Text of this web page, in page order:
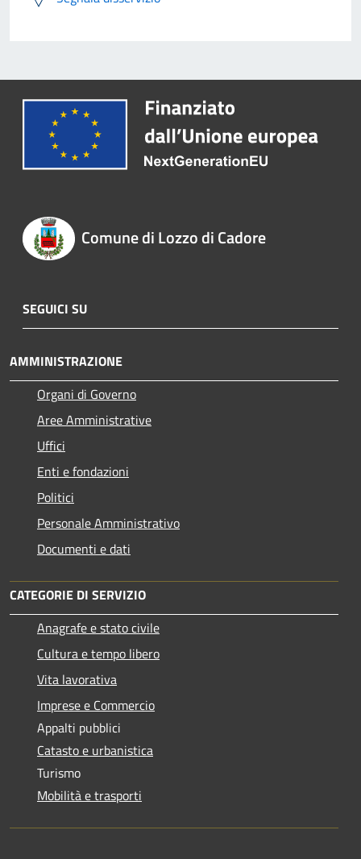
Comune di Lozzo di Cadore
SEGUICI SU
AMMINISTRAZIONE
Organi di Governo
Aree Amministrative
Uffici
Enti e fondazioni
Politici
Personale Amministrativo
Documenti e dati
CATEGORIE DI SERVIZIO
Anagrafe e stato civile
Cultura e tempo libero
Vita lavorativa
Imprese e Commercio
Appalti pubblici
Catasto e urbanistica
Turismo
Mobilità e trasporti